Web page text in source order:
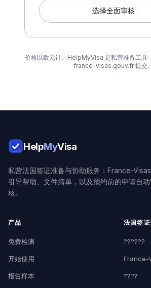
选择全面审核
价格以欧元计。HelpMyVisa 是私营准备工
france-visas.gouv.fr 提交。
HelpMyVisa
私营法国签证准备与协助服务：France-
引导帮助、文件清单，以及预约前的申请自动
核。
产品
免费检测
开始使用
报告样本
法国签
??????
France-
????